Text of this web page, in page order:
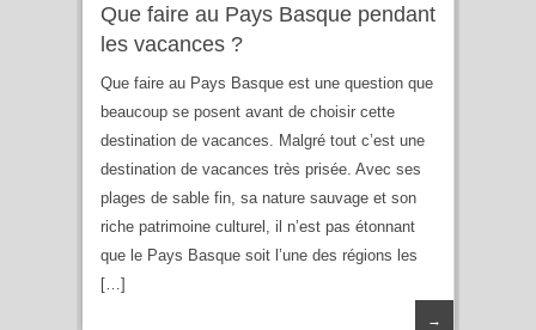
Que faire au Pays Basque pendant
les vacances ?
Que faire au Pays Basque est une question que
beaucoup se posent avant de choisir cette
destination de vacances. Malgré tout c’est une
destination de vacances très prisée. Avec ses
plages de sable fin, sa nature sauvage et son
riche patrimoine culturel, il n’est pas étonnant
que le Pays Basque soit l’une des régions les
[…]
→